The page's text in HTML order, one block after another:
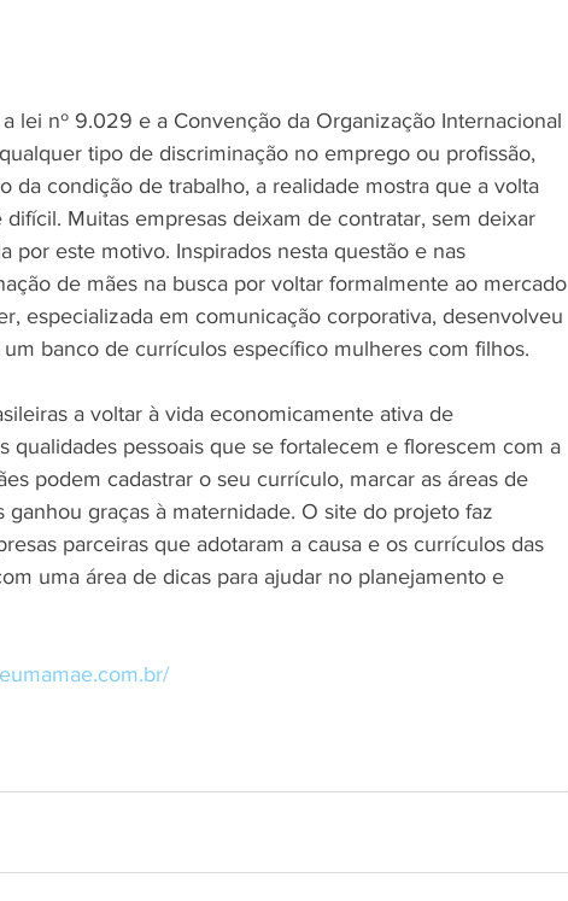
lei nº 9.029 e a Convenção da Organização Internacional
qualquer tipo de discriminação no emprego ou profissão,
da condição de trabalho, a realidade mostra que a volta
Muitas empresas deixam de contratar, sem deixar
por este motivo. Inspirados nesta questão e nas
de mães na busca por voltar formalmente ao mercado
especializada em comunicação corporativa, desenvolveu
um banco de currículos específico mulheres com filhos.
a voltar à vida economicamente ativa de
qualidades pessoais que se fortalecem e florescem com a
podem cadastrar o seu currículo, marcar as áreas de
graças à maternidade. O site do projeto faz
parceiras que adotaram a causa e os currículos das
uma área de dicas para ajudar no planejamento e